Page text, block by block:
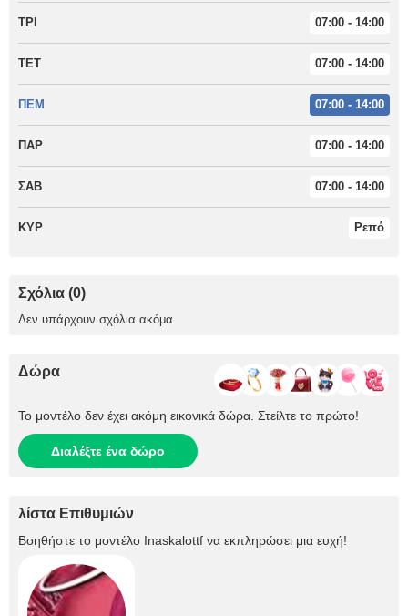
ΤΡΙ 07:00 - 14:00
ΤΕΤ 07:00 - 14:00
ΠΕΜ 07:00 - 14:00
ΠΑΡ 07:00 - 14:00
ΣΑΒ 07:00 - 14:00
ΚΥΡ Ρεπό
Σχόλια (0)
Δεν υπάρχουν σχόλια ακόμα
Δώρα
Το μοντέλο δεν έχει ακόμη εικονικά δώρα. Στείλτε το πρώτο!
Διαλέξτε ένα δώρο
λίστα Επιθυμιών
Βοηθήστε το μοντέλο Inaskalottf να εκπληρώσει μια ευχή!